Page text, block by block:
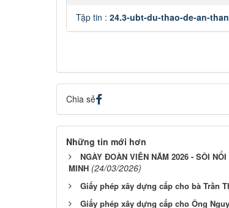
Tập tin : 24.3-ubt-du-thao-de-an-
Chia sẻ
Những tin mới hơn
NGÀY ĐOÀN VIÊN NĂM 2026 - SÔI
MINH (24/03/2026)
Giấy phép xây dựng cấp cho bà Trần
Giấy phép xây dựng cấp cho Ông